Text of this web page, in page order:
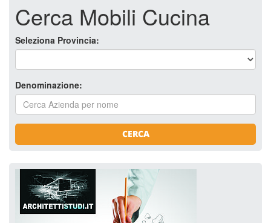
Cerca Mobili Cucina
Seleziona Provincia:
Denominazione:
CERCA